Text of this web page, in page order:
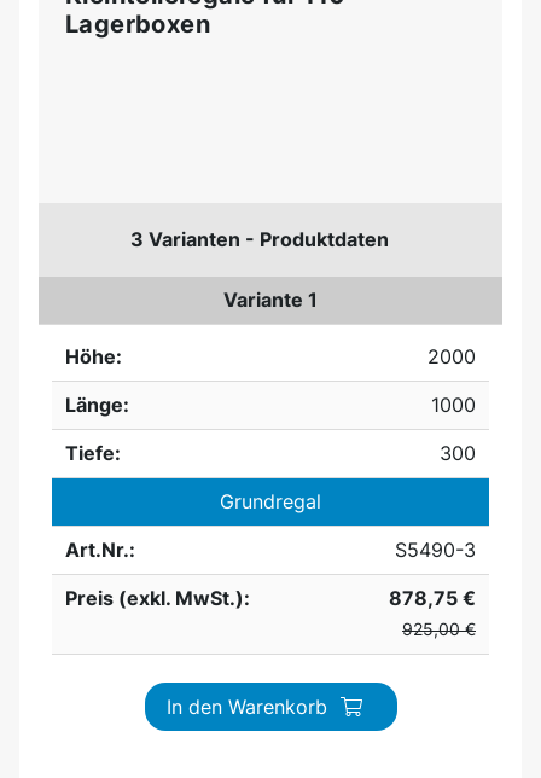
Lagerboxen
3 Varianten - Produktdaten
Variante 1
Höhe:
2000
Länge:
1000
Tiefe:
300
Grundregal
Art.Nr.:
S5490-3
Preis (exkl. MwSt.):
878,75 €
925,00 €
In den Warenkorb